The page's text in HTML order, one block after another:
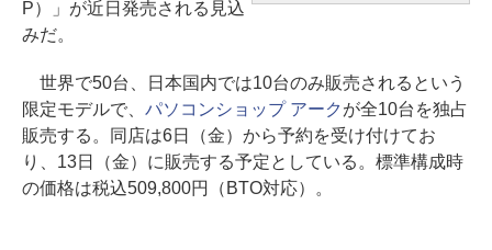
P）」が近日発売される見込
みだ。
世界で50台、日本国内では10台のみ販売されるという
限定モデルで、 パソコンショップ アーク が全10台を独占
販売する。同店は6日（金）から予約を受け付けてお
り、13日（金）に販売する予定としている。標準構成時
の価格は税込509,800円（BTO対応）。